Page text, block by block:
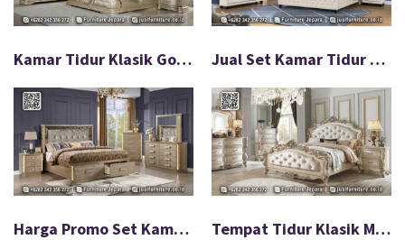
Kamar Tidur Klasik Gold Jepara, Nyaman & Elegan FS-560 Jual Set Kamar Tidur Klasik Mewah Harga Terbaik FS-559
Harga Promo Set Kamar Tidur Mewah Desain Elegan FS-558 Tempat Tidur Klasik Mewah Warna Ivory Elegan FS-548